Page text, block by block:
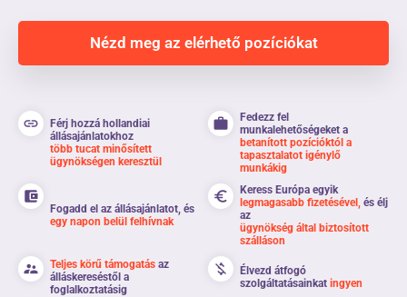
Nézd meg az elérhető pozíciókat
link
Férj hozzá hollandiai
állásajánlatokhoz
több tucat minősített
ügynökségen keresztül
work
Fedezz fel
munkalehetőségeket a
betanított pozícióktól a
tapasztalatot igénylő
munkákig
account_balance_wallet
Fogadd el az állásajánlatot, és
egy napon belül felhívnak
euro_symbol
Keress Európa egyik
legmagasabb fizetésével, és élj
az
ügynökség által biztosított
szálláson
supervisor_account Teljes körű támogatás az
álláskereséstől a
foglalkoztatásig
money_off
Élvezd átfogó
szolgáltatásainkat ingyen